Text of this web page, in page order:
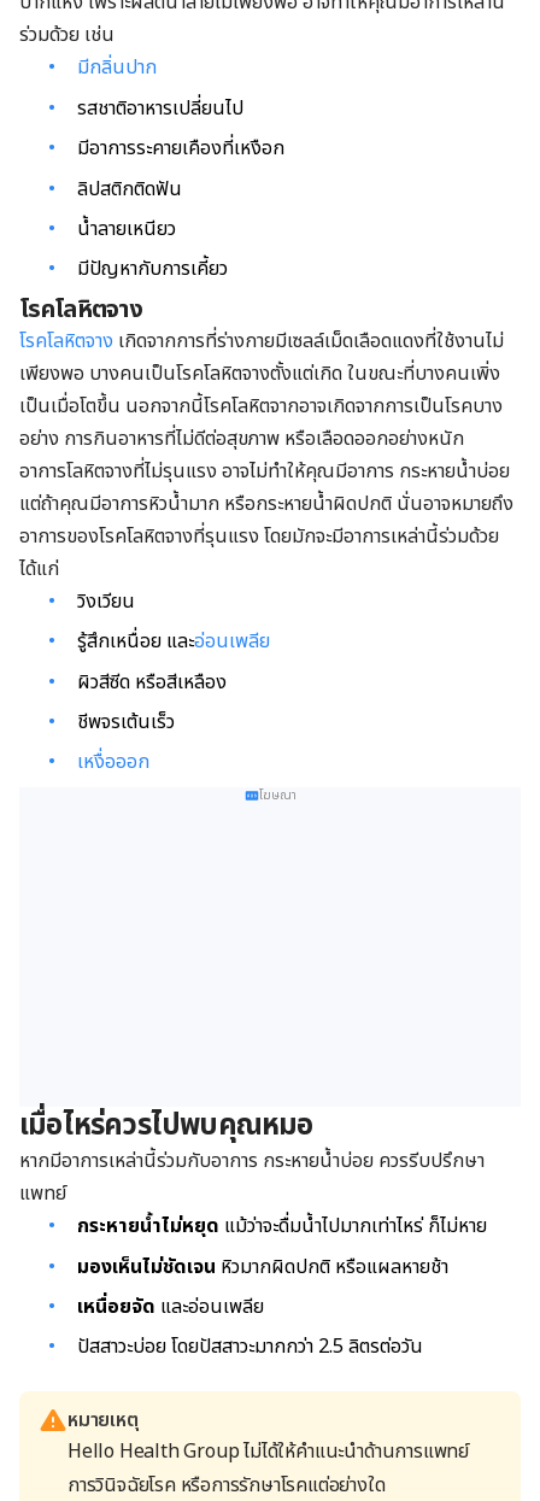
ร่วมด้วย เช่น
มีกลิ่นปาก
รสชาติอาหารเปลี่ยนไป
มีอาการระคายเคืองที่เหงือก
ลิปสติกติดฟัน
น้ำลายเหนียว
มีปัญหากับการเคี้ยว
โรคโลหิตจาง
โรคโลหิตจาง เกิดจากการที่ร่างกายมีเซลล์เม็ดเลือดแดงที่ใช้งานไม่
เพียงพอ บางคนเป็นโรคโลหิตจางตั้งแต่เกิด ในขณะที่บางคนเพิ่ง
เป็นเมื่อโตขึ้น นอกจากนี้โรคโลหิตจากอาจเกิดจากการเป็นโรคบาง
อย่าง การกินอาหารที่ไม่ดีต่อสุขภาพ หรือเลือดออกอย่างหนัก
อาการโลหิตจางที่ไม่รุนแรง อาจไม่ทำให้คุณมีอาการ กระหายน้ำบ่อย
แต่ถ้าคุณมีอาการหิวน้ำมาก หรือกระหายน้ำผิดปกติ นั่นอาจหมายถึง
อาการของโรคโลหิตจางที่รุนแรง โดยมักจะมีอาการเหล่านี้ร่วมด้วย
ได้แก่
วิงเวียน
รู้สึกเหนื่อย และอ่อนเพลีย
ผิวสีซีด หรือสีเหลือง
ชีพจรเต้นเร็ว
เหงื่อออก
โฆษณา
เมื่อไหร่ควรไปพบคุณหมอ
หากมีอาการเหล่านี้ร่วมกับอาการ กระหายน้ำบ่อย ควรรีบปรึกษา
แพทย์
กระหายน้ำไม่หยุด แม้ว่าจะดื่มน้ำไปมากเท่าไหร่ ก็ไม่หาย
มองเห็นไม่ชัดเจน หิวมากผิดปกติ หรือแผลหายช้า
เหนื่อยจัด และอ่อนเพลีย
ปัสสาวะบ่อย โดยปัสสาวะมากกว่า 2.5 ลิตรต่อวัน
หมายเหตุ
Hello Health Group ไม่ได้ให้คำแนะนำด้านการแพทย์
การวินิจฉัยโรค หรือการรักษาโรคแต่อย่างใด